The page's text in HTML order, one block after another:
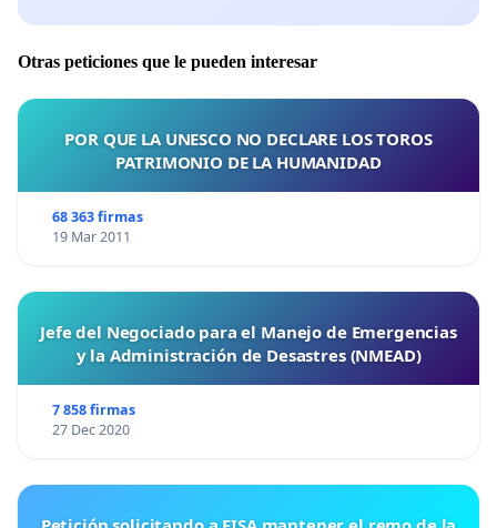
Otras peticiones que le pueden interesar
POR QUE LA UNESCO NO DECLARE LOS TOROS
PATRIMONIO DE LA HUMANIDAD
68 363 firmas
19 Mar 2011
Jefe del Negociado para el Manejo de Emergencias
y la Administración de Desastres (NMEAD)
7 858 firmas
27 Dec 2020